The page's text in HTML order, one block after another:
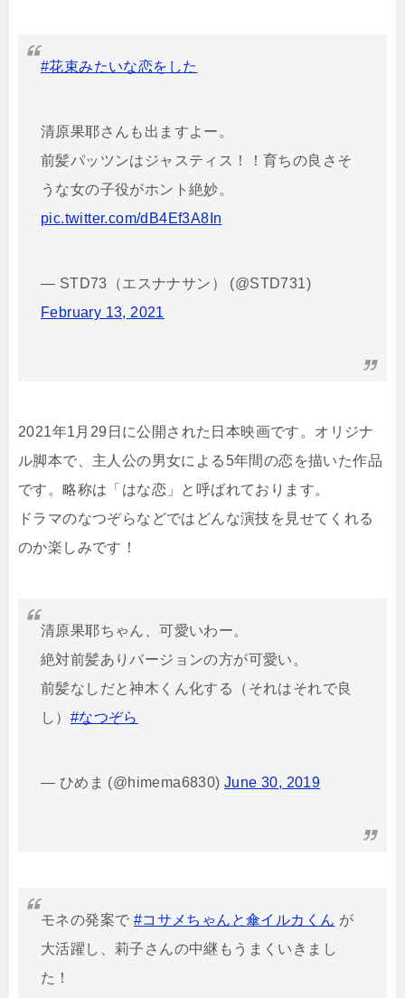
#花束みたいな恋をした
清原果耶さんも出ますよー。
前髪パッツンはジャスティス！！育ちの良さそ
うな女の子役がホント絶妙。
pic.twitter.com/dB4Ef3A8In
— STD73（エスナナサン） (@STD731)
February 13, 2021
2021年1月29日に公開された日本映画です。オリジナ
ル脚本で、主人公の男女による5年間の恋を描いた作品
です。略称は「はな恋」と呼ばれております。
ドラマのなつぞらなどではどんな演技を見せてくれる
のか楽しみです！
清原果耶ちゃん、可愛いわー。
絶対前髪ありバージョンの方が可愛い。
前髪なしだと神木くん化する（それはそれで良
し） #なつぞら
— ひめま (@himema6830)June 30, 2019
モネの発案で #コサメちゃんと傘イルカくん が
大活躍し、莉子さんの中継もうまくいきまし
た！